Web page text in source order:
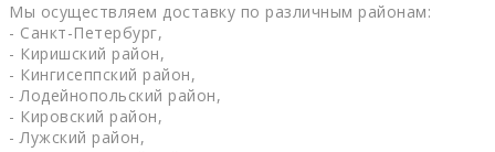
Мы осуществляем доставку по различным районам:
- Санкт-Петербург,
- Киришский район,
- Кингисеппский район,
- Лодейнопольский район,
- Кировский район,
- Лужский район,